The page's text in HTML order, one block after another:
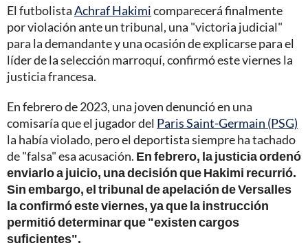
El futbolistaAchraf Hakimicomparecerá finalmente
por violación ante un tribunal, una "victoria judicial"
para la demandante y una ocasión de explicarse para el
líder de la selección marroquí, confirmó este viernes la
justicia francesa.
En febrero de 2023, una joven denunció en una
comisaría que el jugador del Paris Saint-Germain (PSG)
la había violado, pero el deportista siempre ha tachado
de "falsa" esa acusación. Enfebrero, la justicia ordenó
enviarlo a juicio, una decisión que Hakimi recurrió.
Sin embargo, el tribunal de apelación de Versalles
la confirmó este viernes, ya que la instrucción
permitió determinar que "existen cargos
suficientes".